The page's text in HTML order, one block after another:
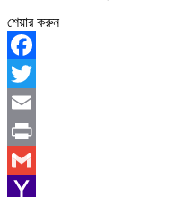
শেয়ার করুন
Facebook
Twitter
Email
Print
Gmail